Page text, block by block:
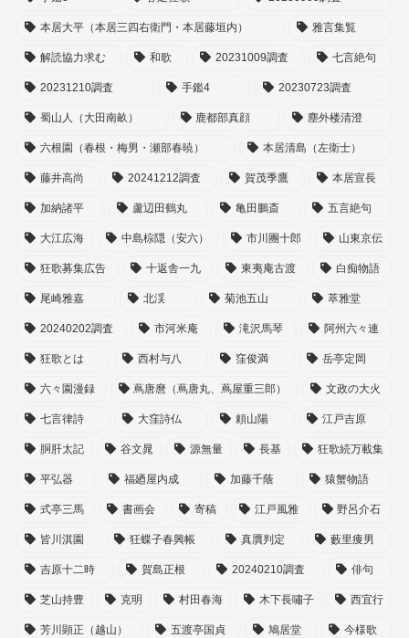
本居大平（本居三四右衛門・本居藤垣内） 雅言集覧
解読協力求む 和歌 20231009調査 七言絶句
20231210調査 手鑑4 20230723調査
蜀山人（大田南畝） 鹿都部真顔 塵外楼清澄
六根園（春根・梅男・瀬部春暁） 本居清島（左衛士）
藤井高尚 20241212調査 賀茂季鷹 本居宣長
加納諸平 蘆辺田鶴丸 亀田鵬斎 五言絶句
大江広海 中島棕隠（安六） 市川團十郎 山東京伝
狂歌募集広告 十返舎一九 東夷庵古渡 白痴物語
尾崎雅嘉 北渓 菊池五山 萃雅堂
20240202調査 市河米庵 滝沢馬琴 阿州六々連
狂歌とは 西村与八 窪俊満 岳亭定岡
六々園漫録 蔦唐麿（蔦唐丸、蔦屋重三郎） 文政の大火
七言律詩 大窪詩仏 頼山陽 江戸吉原
胴肝太記 谷文晁 源無量 長基 狂歌続万載集
平弘器 福廼屋内成 加藤千蔭 猿蟹物語
式亭三馬 書画会 寄稿 江戸風雅 野呂介石
皆川淇園 狂蝶子春興帳 真贋判定 藪里痩男
吉原十二時 賀島正根 20240210調査 俳句
芝山持豊 克明 村田春海 木下長嘯子 西宜行
芳川顕正（越山） 五渡亭国貞 鳩居堂 今様歌